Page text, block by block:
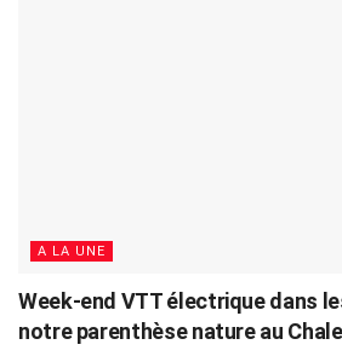
A LA UNE
Week-end VTT électrique dans
notre parenthèse nature au